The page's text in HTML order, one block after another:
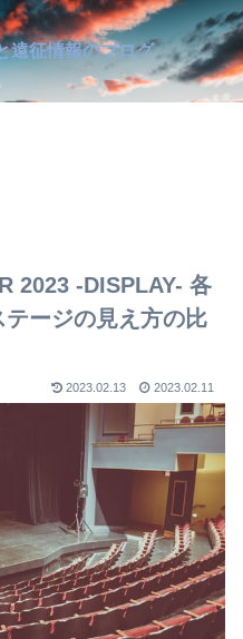
遠征情報のブログ
2023 -DISPLAY- 各
ージの見え方の比
2023.02.13 2023.02.11